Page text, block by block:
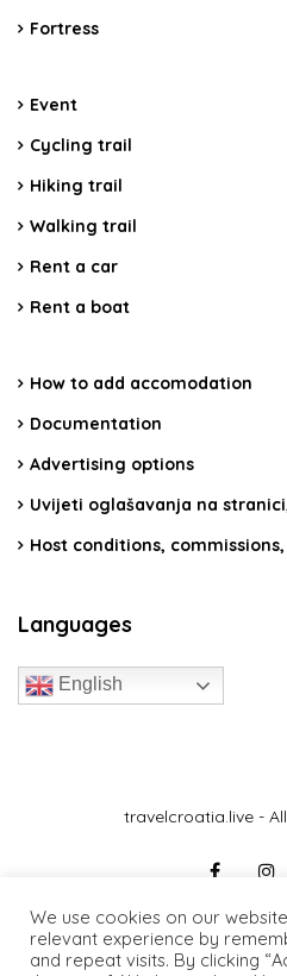
Fortress
Event
Cycling trail
Hiking trail
Walking trail
Rent a car
Rent a boat
How to add accomodation
Documentation
Advertising options
Uvijeti oglašavanja na
Host conditions,
Languages
English
travelcroatia.live -
We use cookies on our
relevant experience by
and repeat visits. By clicking